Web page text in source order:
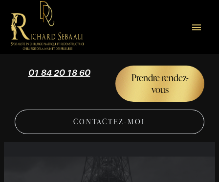
menu
01 84 20 18 60
Prendre rendez-
vous
CONTACTEZ-MOI
Panneau de gestion des cookies